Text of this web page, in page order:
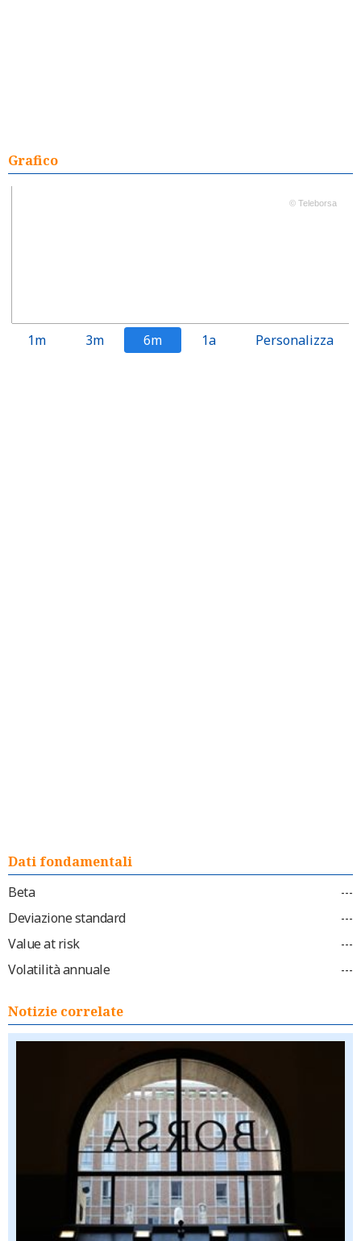
Grafico
© Teleborsa
1m 3m 6m 1a Personalizza
Dati fondamentali
Beta
---
Deviazione standard ---
Value at risk ---
Volatilità annuale ---
Notizie correlate